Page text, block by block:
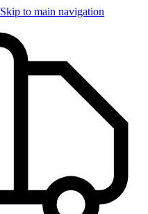
Skip to main navigation